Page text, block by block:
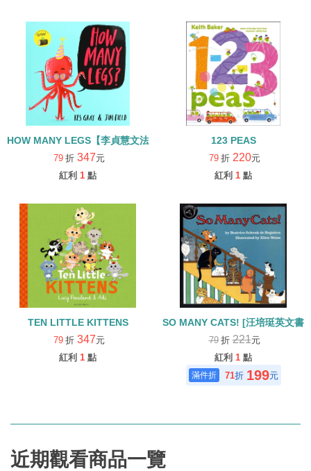
HOW MANY LEGS【李貞慧文法力】
79 折 347元
紅利 1 點
123 PEAS
79 折 220元
紅利 1 點
TEN LITTLE KITTENS
79 折 347元
紅利 1 點
SO MANY CATS! [汪培珽英文
79 折221元
紅利 1 點
71折 199元
近期觀看商品一覽